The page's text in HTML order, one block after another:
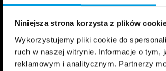
Niniejsza strona korzysta z plików
Wykorzystujemy pliki cookie do
ruch w naszej witrynie. Informacje o tym,
reklamowym i analitycznym. Partnerzy